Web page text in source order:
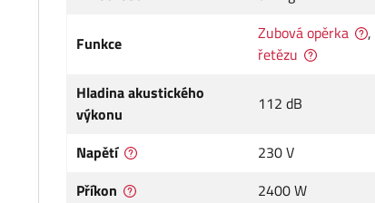
Funkce Zubová opěrka ,
řetězu
Hladina akustického
výkonu
112 dB
Napětí
230 V
Příkon
2400 W